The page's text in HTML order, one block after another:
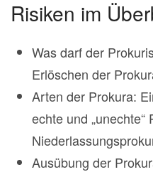
Risiken im
Was darf der
Erlöschen der
Arten der Prokura:
echte und „unechte“
Ausübung der